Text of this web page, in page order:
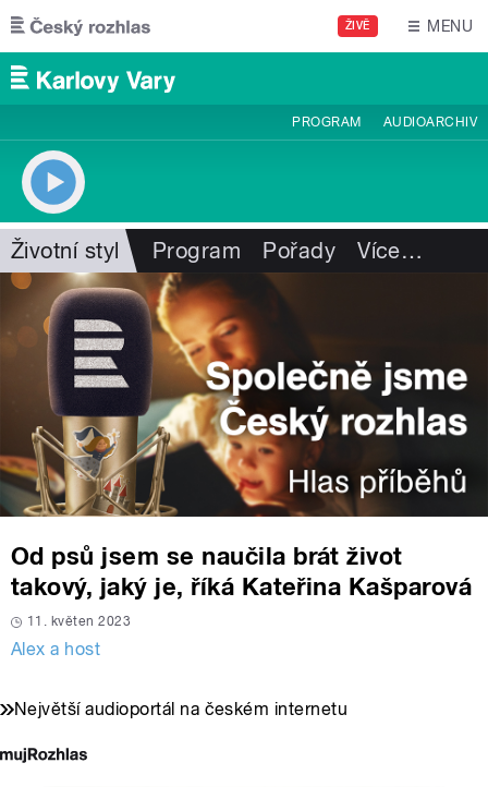
Přejít k hlavnímu obsahu
ŽIVĚ MENU
PROGRAM AUDIOARCHIV
Životní styl Program Pořady Více…
Od psů jsem se naučila brát život
takový, jaký je, říká Kateřina Kašparová
11. květen 2023
Alex a host
Největší audioportál na českém internetu